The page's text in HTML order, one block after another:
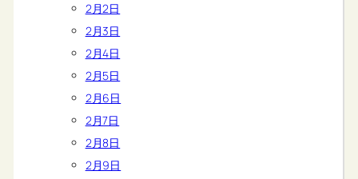
2月2日
2月3日
2月4日
2月5日
2月6日
2月7日
2月8日
2月9日